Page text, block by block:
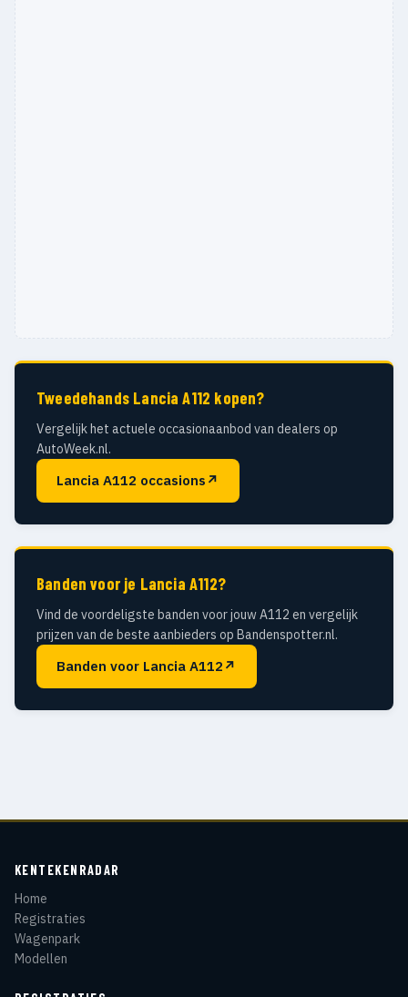
Tweedehands Lancia A112 kopen?
Vergelijk het actuele occasionaanbod van dealers op
AutoWeek.nl.
Lancia A112 occasions ↗
Banden voor je Lancia A112?
Vind de voordeligste banden voor jouw A112 en vergelijk
prijzen van de beste aanbieders op Bandenspotter.nl.
Banden voor Lancia A112 ↗
KENTEKENRADAR
Home
Registraties
Wagenpark
Modellen